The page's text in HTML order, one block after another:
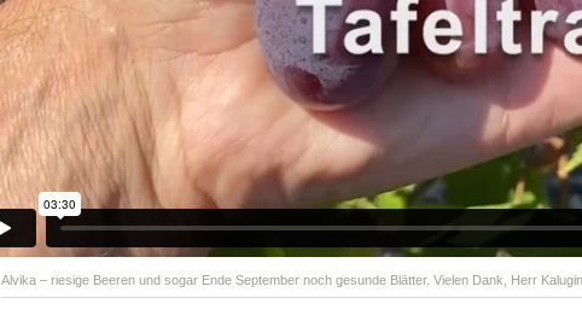
Alvika – riesige Beeren und sogar Ende September noch gesunde Blätter. Vielen Dank, Herr